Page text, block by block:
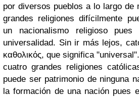
por diversos pueblos a lo largo de
grandes religiones difícilmente
un nacionalismo religioso
universalidad. Sin ir más lejos,
καθολικός, que significa
cuatro grandes religiones
puede ser patrimonio de ninguna
la formación de una nación pues